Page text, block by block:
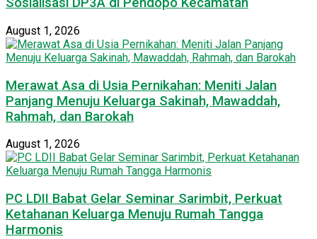
August 1, 2026
Merawat Asa di Usia Pernikahan: Meniti Jalan
Panjang Menuju Keluarga Sakinah, Mawaddah,
Rahmah, dan Barokah
August 1, 2026
PC LDII Babat Gelar Seminar Sarimbit, Perkuat
Ketahanan Keluarga Menuju Rumah Tangga
Harmonis